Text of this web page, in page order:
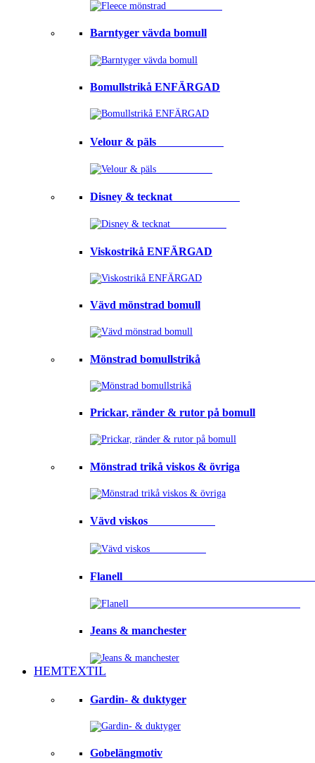
Barntyger vävda bomull
Bomullstrikå ENFÄRGAD
Velour & päls⠀⠀⠀⠀⠀⠀⠀⠀
Disney & tecknat⠀⠀⠀⠀⠀⠀⠀⠀
Viskostrikå ENFÄRGAD
Vävd mönstrad bomull
Mönstrad bomullstrikå
Prickar, ränder & rutor på bomull
Mönstrad trikå viskos & övriga
Vävd viskos⠀⠀⠀⠀⠀⠀⠀⠀
Flanell
Jeans & manchester
HEMTEXTIL
Gardin- & duktyger
Gobelängmotiv